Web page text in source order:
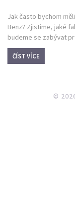
Jak často bychom
Benz? Zjistíme, jaké
budeme se zabývat
nového auta.
životnost vašeho
ČÍST VÍCE
©